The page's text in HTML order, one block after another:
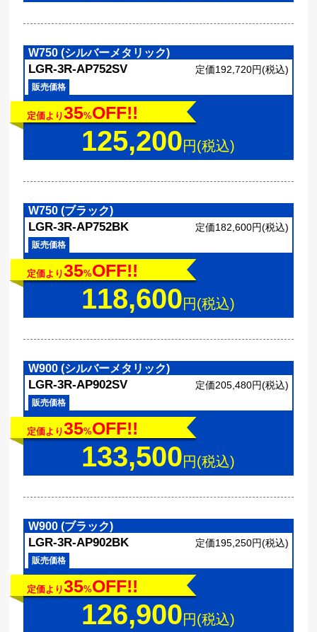
W750 (シルバーメタリック)
LGR-3R-AP752SV 定価192,720円(税込)
販売価格
定価より35%OFF!!
125,200円(税込)
W750 (ブラック)
LGR-3R-AP752BK 定価182,600円(税込)
販売価格
定価より35%OFF!!
118,600円(税込)
W900 (シルバーメタリック)
LGR-3R-AP902SV 定価205,480円(税込)
販売価格
定価より35%OFF!!
133,500円(税込)
W900 (ブラック)
LGR-3R-AP902BK 定価195,250円(税込)
販売価格
定価より35%OFF!!
126,900円(税込)